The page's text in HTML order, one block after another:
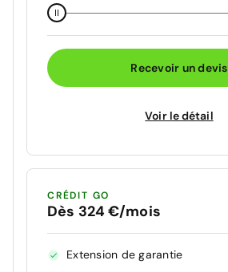
Recevoir un devis
Voir le détail
CRÉDIT GO
Dès 324 €/mois
Extension de garantie